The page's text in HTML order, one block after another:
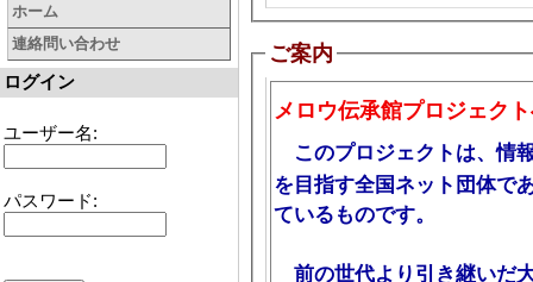
ホーム
連絡問い合わせ
ログイン
ユーザー名:
パスワード:
ご案内
メロウ伝承館プロジェク
このプロジェクトは、情
を目指す全国ネット団体で
ているものです。
前の世代より引き継いだ